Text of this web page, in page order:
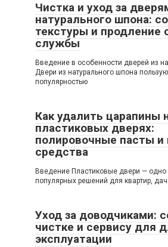
Чистка и уход за
натурального шпона:
текстуры и продление
службы
Введение в особенности дверей из
Двери из натурального шпона
популярностью
Как удалить царапины
пластиковых дверях:
полировочные пасты и
средства
Введение Пластиковые двери —
популярных решений для квартир,
Уход за доводчиками:
чистке и сервису для
эксплуатации